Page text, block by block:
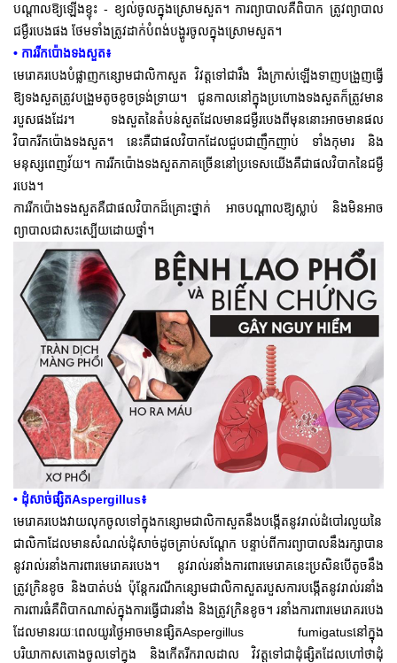
បណ្តាលឱ្យឡើងខ្ទុះ - ខ្យល់ចូលក្នុងស្រោមសួត។ ការព្យាបាលគឺពិបាក ត្រូវព្យាបាល
ជម្ងឺរបេងផង ថែមទាំងត្រូវដាក់បំពង់បង្ហូរចូលក្នុងស្រោមសួត។
• ការរីកប៉ោងទងសួត៖
មេរោគរបេងបំផ្លាញកន្សោមជាលិកាសួត វិវត្តទៅជារឹង រឹងក្រាស់ឡើងទាញបង្រួញធ្វើ
ឱ្យទងសួតត្រូវបង្រួមតូចខូចទ្រង់ទ្រាយ។ ជូនកាលនៅក្នុងប្រហោងទងសួតក៏ត្រូវមាន
របួសផងដែរ។ ទងសួតនៃតំបន់សួតដែលមានជម្ងឺរបេងពីមុននោះអាចមានផល
វិបាករីកប៉ោងទងសួត។ នេះគឺជាផលវិបាកដែលជួបជាញឹកញាប់ ទាំងកុមារ និង
មនុស្សពេញវ័យ។ ការរីកប៉ោងទងសួតភាគច្រើននៅប្រទេសយើងគឺជាផលវិបាកនៃជម្ងឺ
របេង។
ការរីកប៉ោងទងសួតគឺជាផលវិបាកដ៏គ្រោះថ្នាក់ អាចបណ្តាលឱ្យស្លាប់ និងមិនអាច
ព្យាបាលជាសះស្បើយដោយថ្នាំ។
• ដុំសាច់ផ្សិតAspergillus៖
មេរោគរបេងវាយលុកចូលទៅក្នុងកន្សោមជាលិកាសួតនឹងបង្កើតនូវរាល់ដំបៅរលួយនៃ
ជាលិកាដែលមានសំណល់ដុំសាច់ដូចគ្រាប់សណ្តែក បន្ទាប់ពីការព្យាបាលនឹងរក្សាបាន
នូវរាល់រនាំងការពារមេរោគរបេង។ នូវរាល់រនាំងការពារមេរោគនេះប្រសិនបើតូចនឹង
ត្រូវក្រិនខូច និងបាត់បង់ ប៉ុន្តែករណីកន្សោមជាលិកាសួតរបួសការបង្កើតនូវរាល់រនាំង
ការពារធំគឺពិបាកណាស់ក្នុងការធ្វើជារនាំង និងត្រូវក្រិនខូច។ រនាំងការពារមេរោគរបេង
ដែលមានរយៈពេលយូរថ្ងៃអាចមានផ្សិតAspergillus fumigatusនៅក្នុង
បរិយាកាសតោងចូលទៅក្នុង និងកើតរីករាលដាល វិវត្តទៅជាដុំផ្សិតដែលហៅថាដុំ